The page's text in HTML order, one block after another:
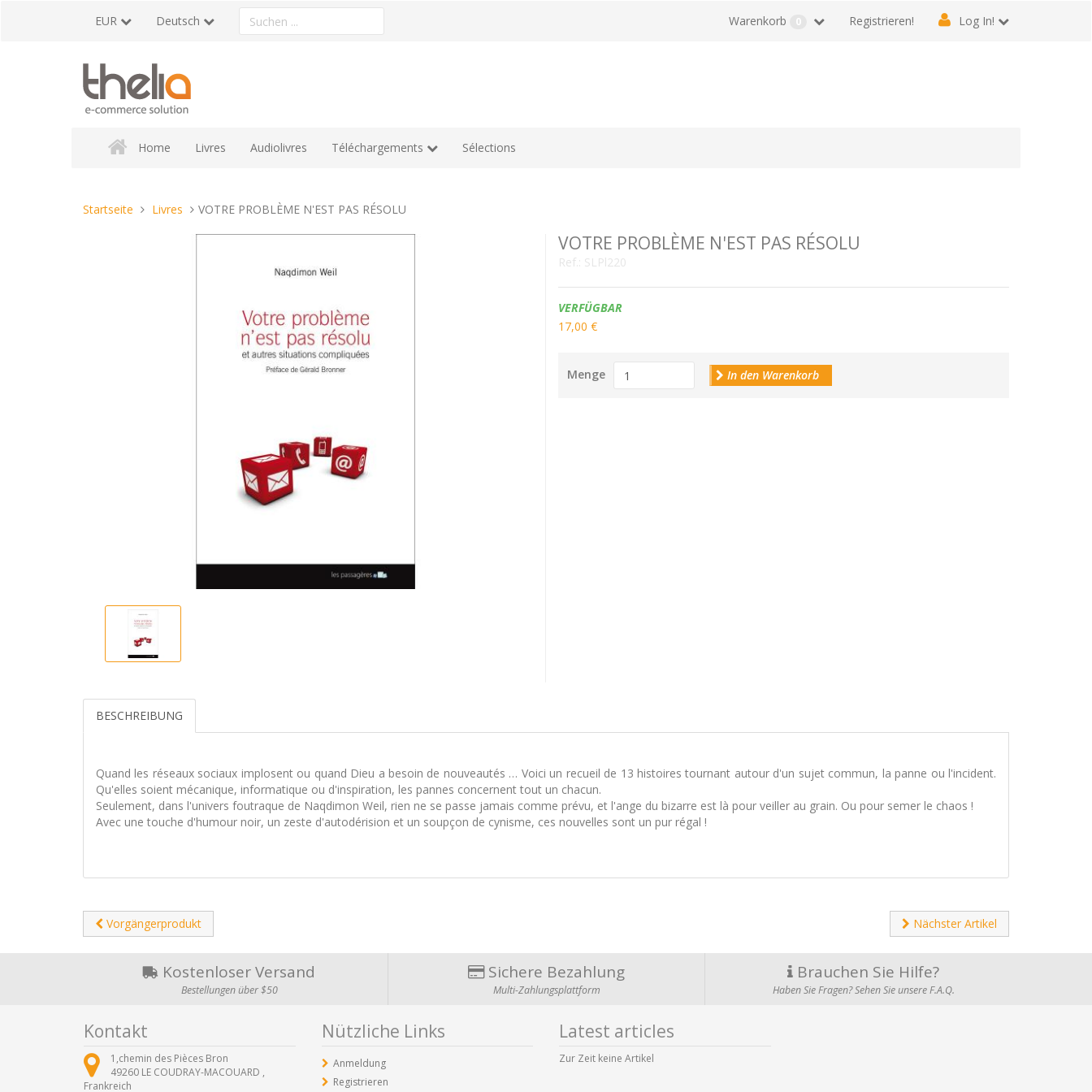
EUR Deutsch
Ein
Produkt
Registrieren! Log In!
Warenkorb 0
Home Livres Audiolivres Téléchargements Sélections
Sie
Startseite Livres VOTRE PROBLÈME N'EST PAS RÉSOLU
VOTRE PROBLÈME N'EST PAS RÉSOLU
Ref.: SLPl220
Verfügbarkeit:
VERFÜGBAR
17,00 €
Menge In den Warenkorb
BESCHREIBUNG
Quand les réseaux sociaux implosent ou quand Dieu a besoin de nouveautés … Voici un recueil de 13 histoires tournant autour d'un sujet commun, la panne ou l'incident.
Qu'elles soient mécanique, informatique ou d'inspiration, les pannes concernent tout un chacun.
Seulement, dans l'univers foutraque de Naqdimon Weil, rien ne se passe jamais comme prévu, et l'ange du bizarre est là pour veiller au grain. Ou pour semer le chaos !
Avec une touche d'humour noir, un zeste d'autodérision et un soupçon de cynisme, ces nouvelles sont un pur régal !
Vorgängerprodukt Nächster Artikel
Kostenloser Versand
Bestellungen über $50
Sichere Bezahlung
Multi-Zahlungsplattform
Brauchen Sie Hilfe?
Haben Sie Fragen? Sehen Sie unsere F.A.Q.
Kontakt
1,chemin des Pièces Bron
49260 LE COUDRAY-MACOUARD ,
Frankreich
Nützliche Links
Anmeldung
Registrieren
Latest articles
Zur Zeit keine Artikel